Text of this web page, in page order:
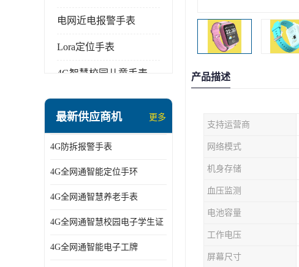
电网近电报警手表
Lora定位手表
4G智慧校园儿童手表
指静脉识别智能锁
2G/BT4.0智能睡眠带
2G/4G智慧养老手环
最新供应商机 更多
4G防拆报警手表
4G全网通智能定位手环
4G全网通智慧养老手表
4G全网通智慧校园电子学生证
4G全网通智能电子工牌
产品描述
支持运营商
网络模式
机身存储
血压监测
电池容量
工作电压
屏幕尺寸